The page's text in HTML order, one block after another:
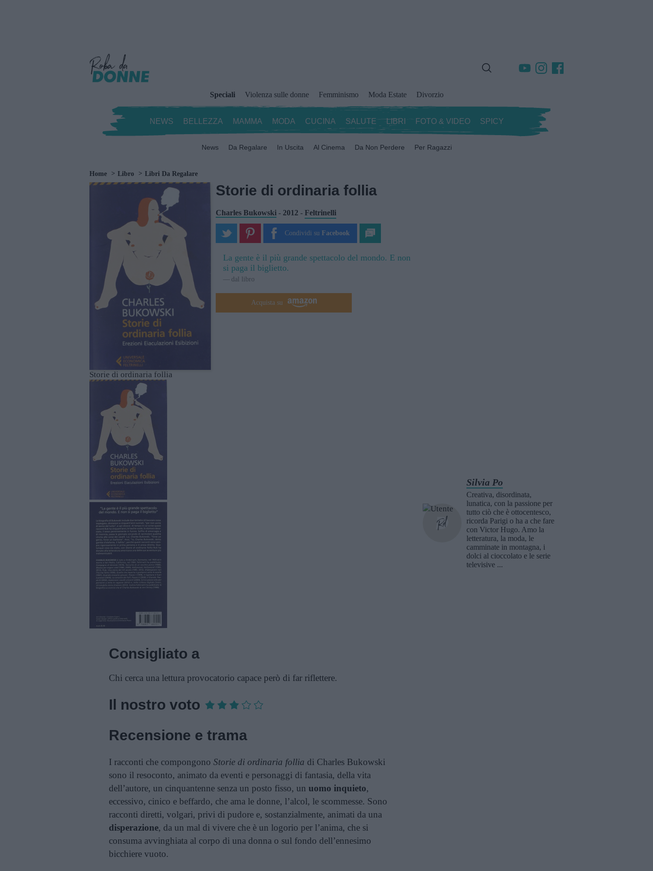
Speciali Violenza sulle donne Femminismo Moda Estate Divorzio
NEWS BELLEZZA MAMMA MODA CUCINA SALUTE LIBRI FOTO & VIDEO SPICY
News Da Regalare In Uscita Al Cinema Da Non Perdere Per Ragazzi
Home Libro Libri Da Regalare
Storie di ordinaria follia
Storie di ordinaria follia
Charles Bukowski - 2012 - Feltrinelli
Condividi su Facebook
La gente è il più grande spettacolo del mondo. E non
si paga il biglietto.
dal libro
Acquista su
Consigliato a
Chi cerca una lettura provocatorio capace però di far riflettere.
Il nostro voto
Recensione e trama
I racconti che compongono Storie di ordinaria follia di Charles Bukowski
sono il resoconto, animato da eventi e personaggi di fantasia, della vita
dell’autore, un cinquantenne senza un posto fisso, un uomo inquieto,
eccessivo, cinico e beffardo, che ama le donne, l’alcol, le scommesse. Sono
racconti diretti, volgari, privi di pudore e, sostanzialmente, animati da una
disperazione, da un mal di vivere che è un logorio per l’anima, che si
consuma avvinghiata al corpo di una donna o sul fondo dell’ennesimo
bicchiere vuoto.
Silvia Po
Creativa, disordinata,
lunatica, con la passione per
tutto ciò che è ottocentesco,
ricorda Parigi o ha a che fare
con Victor Hugo. Amo la
letteratura, la moda, le
camminate in montagna, i
dolci al cioccolato e le serie
televisive ...